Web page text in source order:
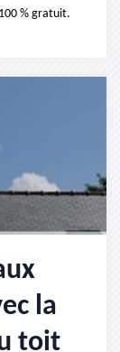
% gratuit.
la
toit